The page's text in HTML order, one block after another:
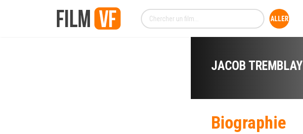
JACOB TREMBLAY
Biographie